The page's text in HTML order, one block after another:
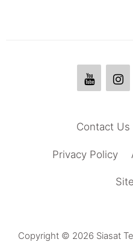
Contact Us
Privacy Policy
Copyright © 2026 Siasat